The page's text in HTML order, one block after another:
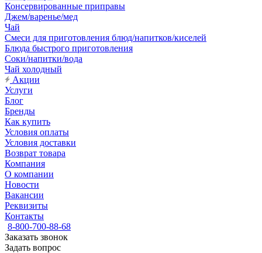
Консервированные приправы
Джем/варенье/мед
Чай
Смеси для приготовления блюд/напитков/киселей
Блюда быстрого приготовления
Соки/напитки/вода
Чай холодный
Акции
Услуги
Блог
Бренды
Как купить
Условия оплаты
Условия доставки
Возврат товара
Компания
О компании
Новости
Вакансии
Реквизиты
Контакты
8-800-700-88-68
Заказать звонок
Задать вопрос